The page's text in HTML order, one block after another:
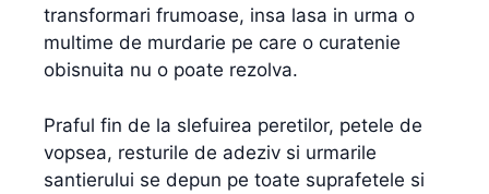
transformari frumoase, insa lasa in urma o
multime de murdarie pe care o curatenie
obisnuita nu o poate rezolva.
Praful fin de la slefuirea peretilor, petele de
vopsea, resturile de adeziv si urmarile
santierului se depun pe toate suprafetele si